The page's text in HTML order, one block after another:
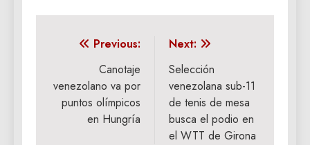
Navegación
entradas
Previous:
Canotaje
venezolano va por
puntos olímpicos
en Hungría
Next:
Selección
venezolana sub-11
de tenis de mesa
busca el podio en
el WTT de Girona